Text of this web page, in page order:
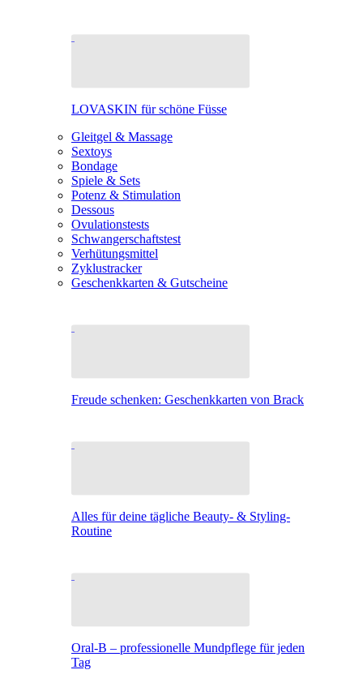
LOVASKIN für schöne Füsse
Gleitgel & Massage
Sextoys
Bondage
Spiele & Sets
Potenz & Stimulation
Dessous
Ovulationstests
Schwangerschaftstest
Verhütungsmittel
Zyklustracker
Geschenkkarten & Gutscheine
Freude schenken: Geschenkkarten von Brack
Alles für deine tägliche Beauty- & Styling-
Routine
Oral-B – professionelle Mundpflege für jeden
Tag